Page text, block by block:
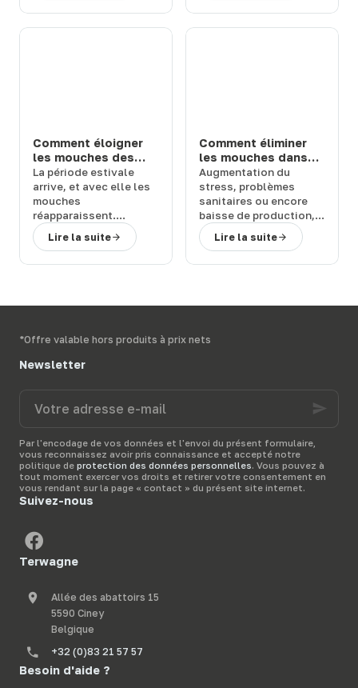
durables
, adaptées à
vos besoins.
Comment éloigner
les mouches des
chevaux et bovins
en prairie : solutions
efficaces
La période estivale
arrive, et avec elle les
mouches
réapparaissent.
Quelles sont les
conséquences de leur
solutions anti-mouche
pour protéger vos
Lire la suite
Comment éliminer
les mouches dans
une étable ou une
ferme : 3 solutions
efficaces
Augmentation du
stress, problèmes
sanitaires ou encore
baisse de production,
les
mouches peuvent
représenter un
du
pour
Lire la suite
*Offre valable hors produits à prix nets
Newsletter
adresse
mail
Par l'encodage de vos données et l'envoi du présent formulaire,
vous reconnaissez avoir pris connaissance et accepté notre
politique de protection des données personnelles. Vous pouvez à
tout moment exercer vos droits et retirer votre consentement en
vous rendant sur la page « contact » du présent site internet.
Suivez-nous
Terwagne
Allée des abattoirs 15
5590 Ciney
Belgique
+32 (0)83 21 57 57
Besoin d'aide ?